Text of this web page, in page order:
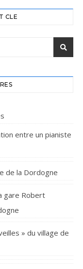
CLE
entre un pianiste
de la Dordogne
gare Robert
» du village de